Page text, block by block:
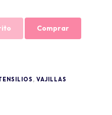
Comprar
, VAJILLAS